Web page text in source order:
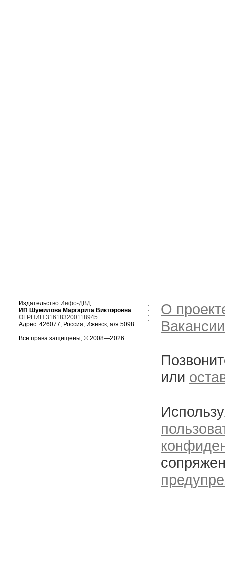
Издательство Инфо-ДВД
ИП Шумилова Маргарита Викторовна
ОГРНИП 316183200118945
Адрес: 426077, Россия, Ижевск, а/я 5098
Все права защищены, © 2008—2026
О
Вакансии
или